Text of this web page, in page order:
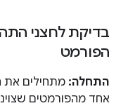
בדיקת לחצני
הפורמט
התחלה: מתחילים את
אחד מהפורמטים